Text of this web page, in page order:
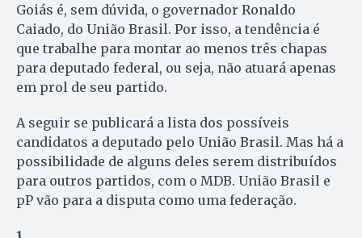
Goiás é, sem dúvida, o governador Ronaldo
Caiado, do União Brasil. Por isso, a tendência é
que trabalhe para montar ao menos três chapas
para deputado federal, ou seja, não atuará apenas
em prol de seu partido.
A seguir se publicará a lista dos possíveis
candidatos a deputado pelo União Brasil. Mas há a
possibilidade de alguns deles serem distribuídos
para outros partidos, com o MDB. União Brasil e
pP vão para a disputa como uma federação.